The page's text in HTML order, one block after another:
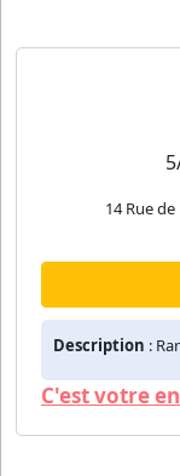
14 Rue
Description :
C'est votre